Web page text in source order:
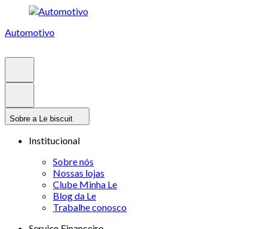
Automotivo
Sobre a Le biscuit
Institucional
Sobre nós
Nossas lojas
Clube Minha Le
Blog da Le
Trabalhe conosco